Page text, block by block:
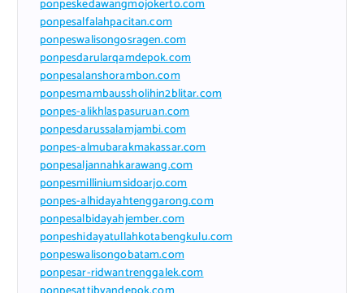
ponpeskedawangmojokerto.com
ponpesalfalahpacitan.com
ponpeswalisongosragen.com
ponpesdarularqamdepok.com
ponpesalanshorambon.com
ponpesmambaussholihin2blitar.com
ponpes-alikhlaspasuruan.com
ponpesdarussalamjambi.com
ponpes-almubarakmakassar.com
ponpesaljannahkarawang.com
ponpesmilliniumsidoarjo.com
ponpes-alhidayahtenggarong.com
ponpesalbidayahjember.com
ponpeshidayatullahkotabengkulu.com
ponpeswalisongobatam.com
ponpesar-ridwantrenggalek.com